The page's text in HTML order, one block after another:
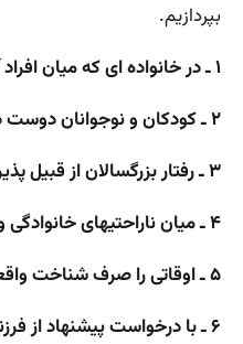
بپردازیم.
۱ ـ در خانواده ای که میان افراد آن روابط گرم و محبّت آمیزی برقرار است تبادل فکری و عاطفی از راه سخن گویی بیشتر انجام می گیرد .
۲ ـ کودکان و نوجوانان دوست دارند درباره ی راههای انجام دادن امور با آنان مشورت و راهنمایی صورت گیرد ، نه آنکه فقط دستور دریافت دارند .
۳ ـ رفتار بزرگسالان از قبیل پذیرفتن فرزندشان به عنوان انسانی شایسته ، توجه و احترام به آنان در ثبات اخلاقی تاثیر فراوانی به جا می گذارد .
۴ ـ میان ناراحتیهای خانوادگی و عقب ماندگی درسی دانش آموز ارتباط بسیار نزدیکی وجود دارد .
۵ ـ اوقاتی را صرف شناخت واقعی فرزندتان کنید و در کنار او شنوای احساساتش باشید .
۶ ـ با درخواست پیشنهاد از فرزند خود ، دادن حق انتخاب ، درخواست کمک از آنها در اموری که توانایی دارند ، احساس ارزشمندی و اهمیّت را در آنها شکوفا نمایید .